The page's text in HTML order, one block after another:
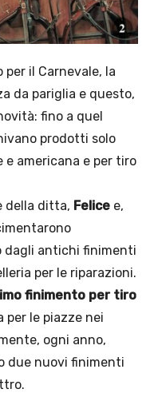
per il Carnevale, la
da pariglia e questo,
fino a quel
prodotti solo
e americana e per tiro
della ditta, Felice e,
dagli antichi finimenti
per le riparazioni.
finimento per tiro
per le piazze nei
ogni anno,
due nuovi finimenti